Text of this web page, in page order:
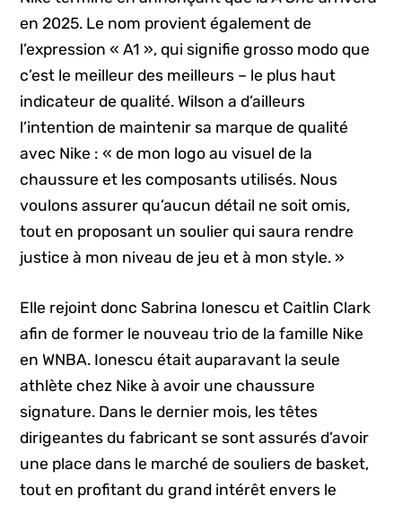
en 2025. Le nom provient également de
l’expression « A1 », qui signifie grosso modo que
c’est le meilleur des meilleurs – le plus haut
indicateur de qualité. Wilson a d’ailleurs
l’intention de maintenir sa marque de qualité
avec Nike : « de mon logo au visuel de la
chaussure et les composants utilisés. Nous
voulons assurer qu’aucun détail ne soit omis,
tout en proposant un soulier qui saura rendre
justice à mon niveau de jeu et à mon style. »
Elle rejoint donc Sabrina Ionescu et Caitlin Clark
afin de former le nouveau trio de la famille Nike
en WNBA. Ionescu était auparavant la seule
athlète chez Nike à avoir une chaussure
signature. Dans le dernier mois, les têtes
dirigeantes du fabricant se sont assurés d’avoir
une place dans le marché de souliers de basket,
tout en profitant du grand intérêt envers le